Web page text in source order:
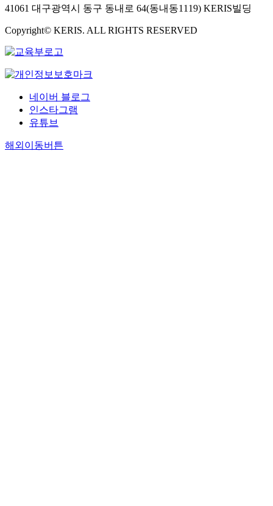
41061 대구광역시 동구 동내로 64(동내동1119) KERIS빌딩
Copyright© KERIS. ALL RIGHTS RESERVED
네이버 블로그
인스타그램
유튜브
해외이동버튼